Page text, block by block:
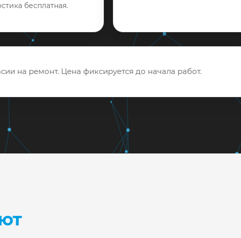
бесплатная.
на ремонт. Цена фиксируется до начала работ.